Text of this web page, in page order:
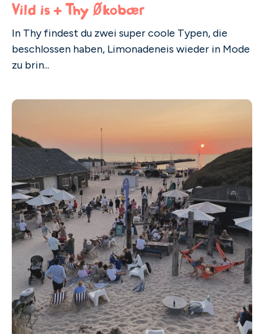
Vild is + Thy Økobær
In Thy findest du zwei super coole Typen, die
beschlossen haben, Limonadeneis wieder in Mode
zu brin...